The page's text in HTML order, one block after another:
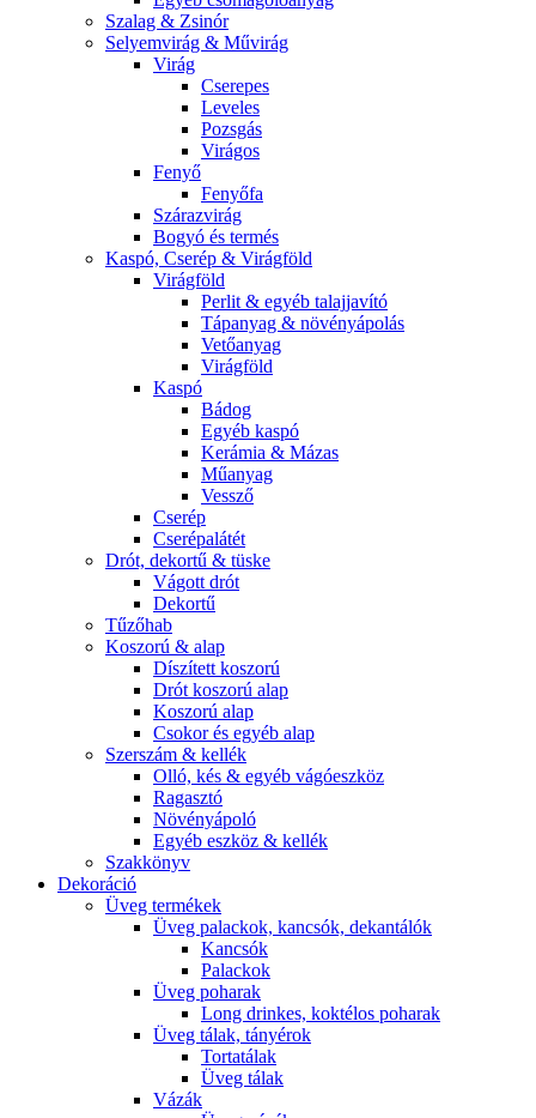
Szalag & Zsinór
Selyemvirág & Művirág
Virág
Cserepes
Leveles
Pozsgás
Virágos
Fenyő
Fenyőfa
Szárazvirág
Bogyó és termés
Kaspó, Cserép & Virágföld
Virágföld
Perlit & egyéb talajjavító
Tápanyag & növényápolás
Vetőanyag
Virágföld
Kaspó
Bádog
Egyéb kaspó
Kerámia & Mázas
Műanyag
Vessző
Cserép
Cserépalátét
Drót, dekortű & tüske
Vágott drót
Dekortű
Tűzőhab
Koszorú & alap
Díszített koszorú
Drót koszorú alap
Koszorú alap
Csokor és egyéb alap
Szerszám & kellék
Olló, kés & egyéb vágóeszköz
Ragasztó
Növényápoló
Egyéb eszköz & kellék
Szakkönyv
Dekoráció
Üveg termékek
Üveg palackok, kancsók, dekantálók
Kancsók
Palackok
Üveg poharak
Long drinkes, koktélos poharak
Üveg tálak, tányérok
Tortatálak
Üveg tálak
Vázák